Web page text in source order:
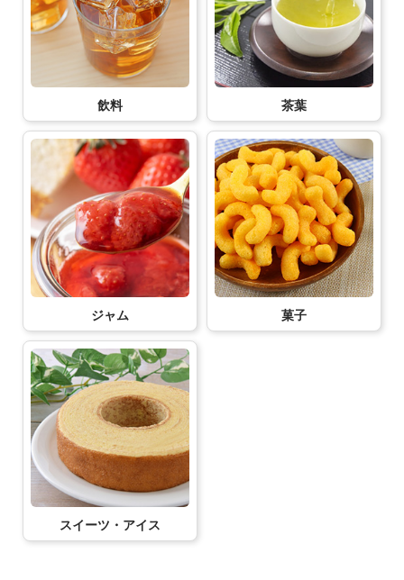
飲料 茶葉
ジャム 菓子
スイーツ・アイス